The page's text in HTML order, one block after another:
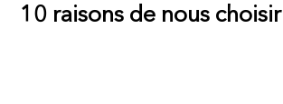
10 raisons de nous choisir